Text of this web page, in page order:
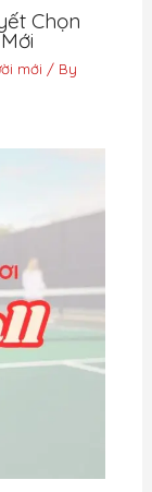
Chọn
mới / By